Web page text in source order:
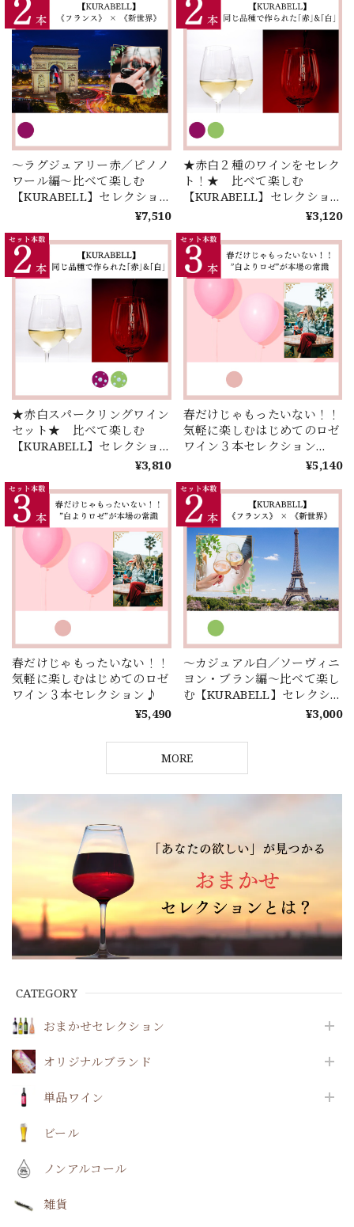
CATEGORY
おまかせセレクション
オリジナルブランド
単品ワイン
ビール
ノンアルコール
雑貨
～ラグジュアリー赤／ピノノ
ワール編～比べて楽しむ
【KURABELL】セレクショ
ン♪ 《フランス》 × 《新世
¥7,510
★赤白２種のワインをセレク
ト！★ 比べて楽しむ
【KURABELL】セレクショ
ン♪ミステリー！？同じ品種
＜２本＞
¥3,120
★赤白スパークリングワイン
セット★ 比べて楽しむ
【KURABELL】セレクショ
ン♪ミステリー！？同じ品種
から生まれたワインとは！？
＜２本＞
¥3,810
春だけじゃもったいない！！
気軽に楽しむはじめてのロゼ
ワイン３本セレクション
¥5,140
春だけじゃもったいない！！
気軽に楽しむはじめてのロゼ
ワイン３本セレクション♪
¥5,490
～カジュアル白／ソーヴィニ
ヨン・ブラン編～比べて楽し
む【KURABELL】セレクシ
ョン♪ 《フランス》 × 《新
¥3,000
MORE